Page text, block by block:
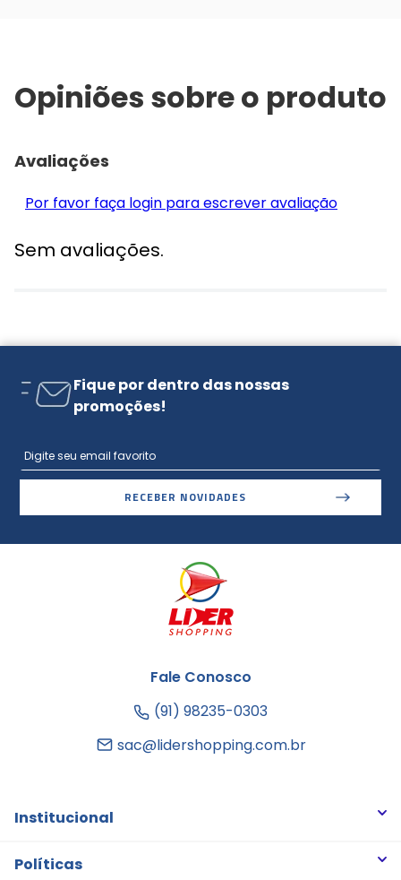
Opiniões sobre o produto
Avaliações
Por favor faça login para escrever avaliação
Sem avaliações.
Fique por dentro das nossas
promoções!
RECEBER NOVIDADES
Fale Conosco
(91) 98235-0303
sac@lidershopping.com.br
Institucional
Quem somos
Políticas